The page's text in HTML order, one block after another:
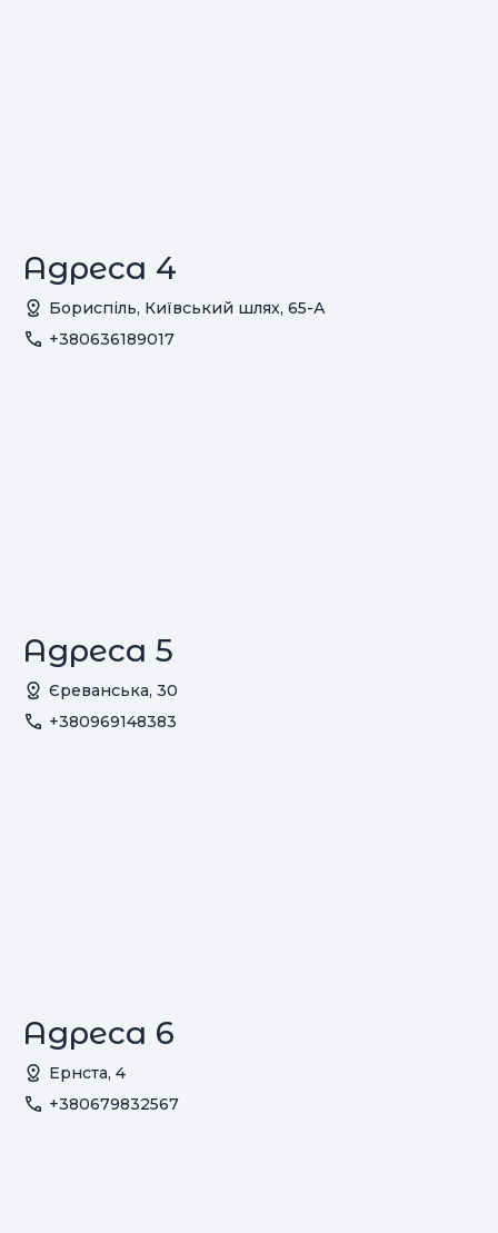
Адреса 4
Бориспіль, Київський шлях, 65-А
+380636189017
Адреса 5
Єреванська, 30
+380969148383
Адреса 6
Ернста, 4
+380679832567